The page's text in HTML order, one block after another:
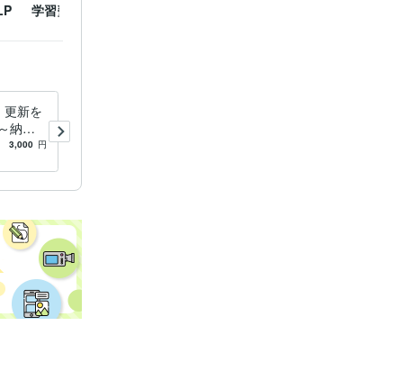
学習塾のホームページ
更新を
納品
個人事
3,000 円